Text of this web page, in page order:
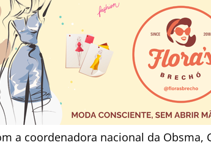
a coordenadora nacional da